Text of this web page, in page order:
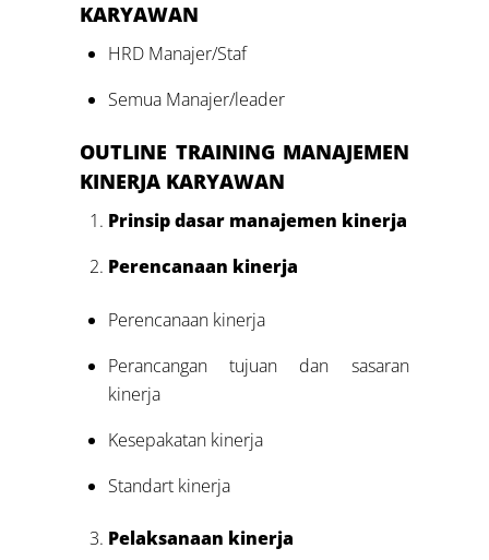
KARYAWAN
HRD Manajer/Staf
Semua Manajer/leader
OUTLINE TRAINING MANAJEMEN
KINERJA KARYAWAN
Prinsip dasar manajemen kinerja
Perencanaan kinerja
Perencanaan kinerja
Perancangan tujuan dan sasaran
kinerja
Kesepakatan kinerja
Standart kinerja
Pelaksanaan kinerja